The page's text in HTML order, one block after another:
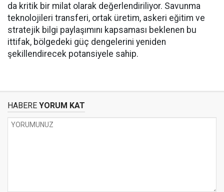
da kritik bir milat olarak değerlendiriliyor. Savunma
teknolojileri transferi, ortak üretim, askeri eğitim ve
stratejik bilgi paylaşımını kapsaması beklenen bu
ittifak, bölgedeki güç dengelerini yeniden
şekillendirecek potansiyele sahip.
HABERE YORUM KAT